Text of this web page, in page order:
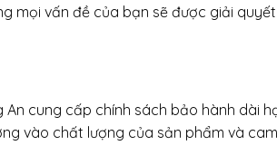
mọi vấn đề của bạn sẽ được giải
cung cấp chính sách bảo hành dài
vào chất lượng của sản phẩm và